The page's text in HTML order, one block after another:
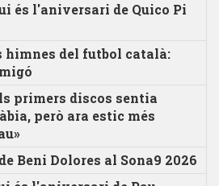
és l'aniversari de Quico Pi
himnes del futbol català:
primers discos sentia
però ara estic més
Beni Dolores al Sona9 2026